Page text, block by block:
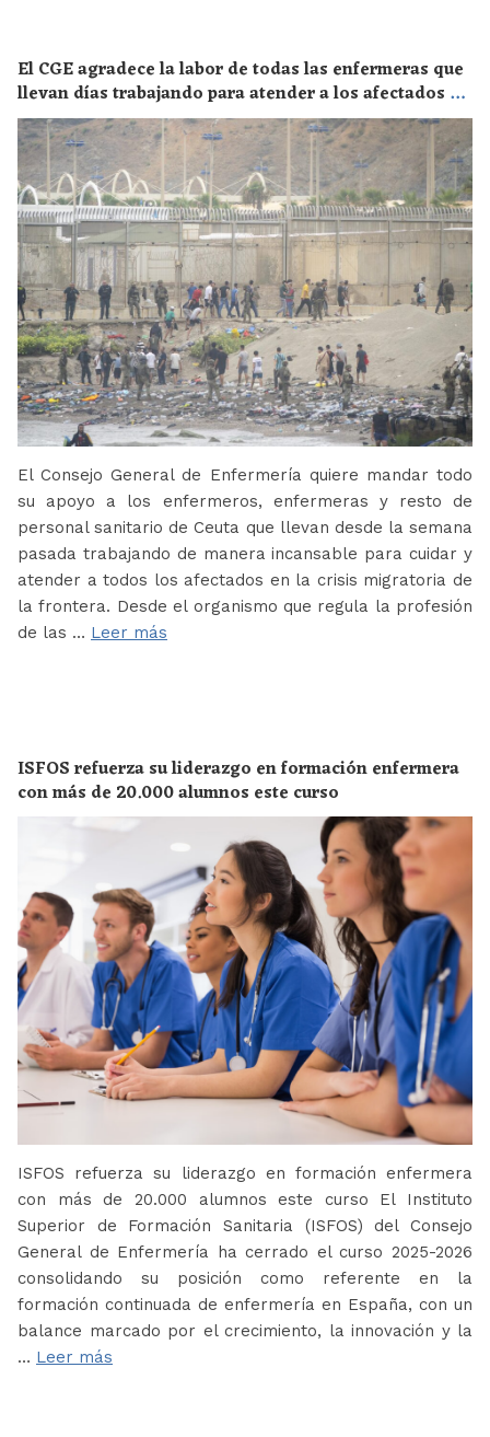
El CGE agradece la labor de todas las enfermeras que
llevan días trabajando para atender a los afectados de
la crisis migratoria de Ceuta
El Consejo General de Enfermería quiere mandar todo
su apoyo a los enfermeros, enfermeras y resto de
personal sanitario de Ceuta que llevan desde la semana
pasada trabajando de manera incansable para cuidar y
atender a todos los afectados en la crisis migratoria de
la frontera. Desde el organismo que regula la profesión
de las … Leer más
ISFOS refuerza su liderazgo en formación enfermera
con más de 20.000 alumnos este curso
ISFOS refuerza su liderazgo en formación enfermera
con más de 20.000 alumnos este curso El Instituto
Superior de Formación Sanitaria (ISFOS) del Consejo
General de Enfermería ha cerrado el curso 2025-2026
consolidando su posición como referente en la
formación continuada de enfermería en España, con un
balance marcado por el crecimiento, la innovación y la
… Leer más